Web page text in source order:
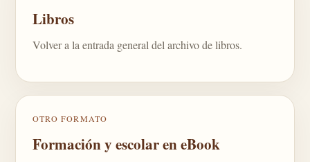
Libros
Volver a la entrada general del archivo de libros.
OTRO FORMATO
Formación y escolar en eBook